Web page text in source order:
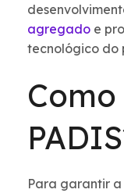
agregado e
tecnológico do
Para garantir